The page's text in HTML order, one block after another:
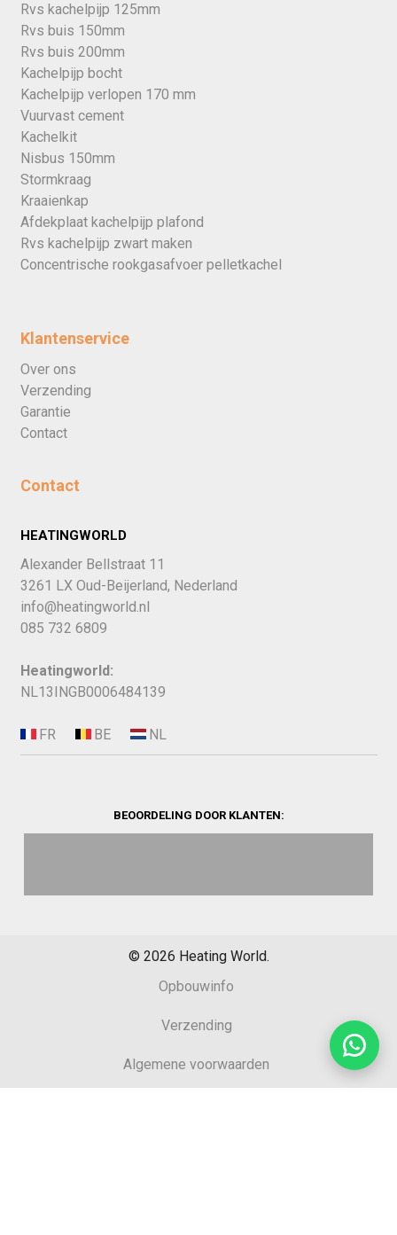
Rvs kachelpijp 125mm
Rvs buis 150mm
Rvs buis 200mm
Kachelpijp bocht
Kachelpijp verlopen 170 mm
Vuurvast cement
Kachelkit
Nisbus 150mm
Stormkraag
Kraaienkap
Afdekplaat kachelpijp plafond
Rvs kachelpijp zwart maken
Concentrische rookgasafvoer pelletkachel
Klantenservice
Over ons
Verzending
Garantie
Contact
Contact
HEATINGWORLD
Alexander Bellstraat 11
3261 LX Oud-Beijerland, Nederland
info@heatingworld.nl
085 732 6809
Heatingworld:
NL13INGB0006484139
BEOORDELING DOOR KLANTEN:
© 2026 Heating World.
Opbouwinfo
Verzending
Algemene voorwaarden